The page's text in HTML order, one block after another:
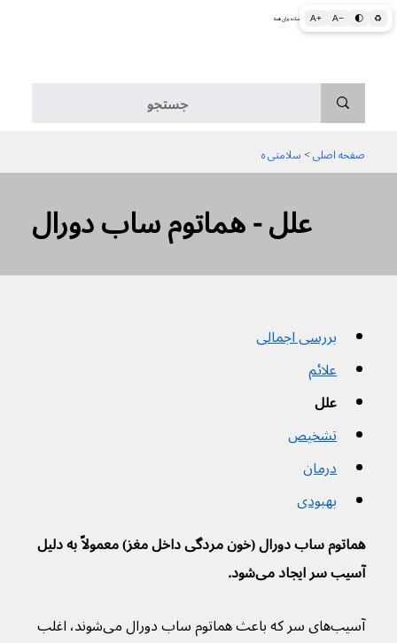
A+ A− 🌓 ♻ اطلاعات پزشکی و بهداشتی به زبان ساده برای همه
صفحه اصلی > سلامتی ه
علل - هماتوم ساب دورال
بررسی اجمالی
علائم
علل
تشخیص
درمان
بهبودی
هماتوم ساب دورال (خون مردگی داخل مغز) معمولاً به دلیل
آسیب سر ایجاد می‌شود.
آسیب‌های سر که باعث هماتوم ساب دورال می‌شوند، اغلب